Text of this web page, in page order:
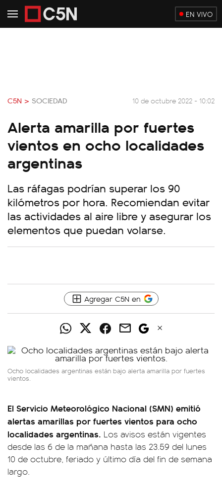
EN VIVO
C5N > SOCIEDAD 10 de octubre 2022 - 10:02
Alerta amarilla por fuertes
vientos en ocho localidades
argentinas
Las ráfagas podrían superar los 90
kilómetros por hora. Recomiendan evitar
las actividades al aire libre y asegurar los
elementos que puedan volarse.
Agregar C5N en
Ocho localidades argentinas están bajo alerta amarilla por fuertes
vientos.
El Servicio Meteorológico Nacional (SMN) emitió
alertas amarillas por fuertes vientos para ocho
localidades argentinas. Los avisos están vigentes
desde las 6 de la mañana hasta las 23.59 del lunes
10 de octubre, feriado y último día del fin de semana
largo.